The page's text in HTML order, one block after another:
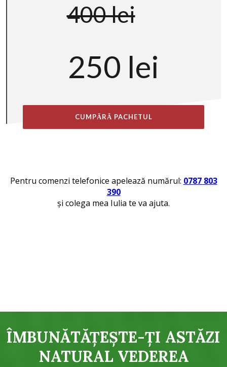
400 lei
250 lei
CUMPĂRĂ PACHETUL
Pentru comenzi telefonice apelează numărul: 0787 803
39 0
și colega mea Iulia te va ajuta.
ÎMBUNĂTĂȚEȘTE-ȚI ASTĂZI
NATURAL VEDEREA